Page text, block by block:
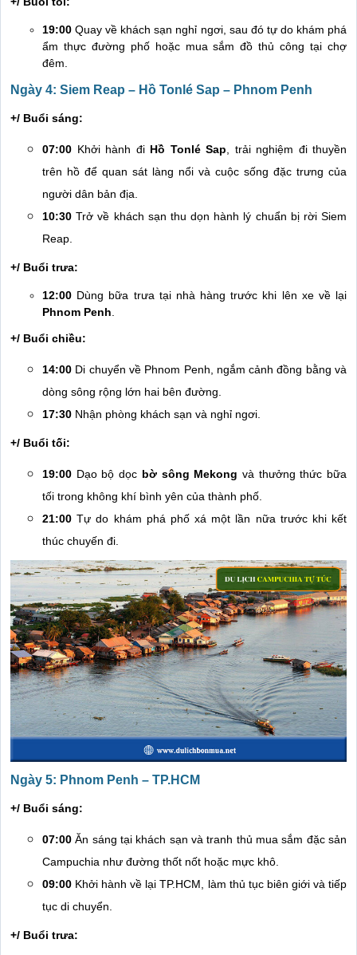
19:00 Quay về khách sạn nghỉ ngơi, sau đó tự do khám phá
ẩm thực đường phố hoặc mua sắm đồ thủ công tại chợ
đêm.
Ngày 4: Siem Reap – Hồ Tonlé Sap – Phnom Penh
+/ Buổi sáng:
07:00 Khởi hành đi Hồ Tonlé Sap , trải nghiệm đi thuyền
trên hồ để quan sát làng nổi và cuộc sống đặc trưng của
người dân bản địa.
10:30 Trở về khách sạn thu dọn hành lý chuẩn bị rời Siem
Reap.
+/ Buổi trưa:
12:00 Dùng bữa trưa tại nhà hàng trước khi lên xe về lại
Phnom Penh
+/ Buổi chiều:
14:00 Di chuyển về Phnom Penh, ngắm cảnh đồng bằng và
dòng sông rộng lớn hai bên đường.
17:30 Nhận phòng khách sạn và nghỉ ngơi.
+/ Buổi tối:
19:00 Dạo bộ dọc bờ sông Mekong và thưởng thức bữa
tối trong không khí bình yên của thành phố.
21:00 Tự do khám phá phố xá một lần nữa trước khi kết
thúc chuyến đi.
Ngày 5: Phnom Penh – TP.HCM
+/ Buổi sáng:
07:00 Ăn sáng tại khách sạn và tranh thủ mua sắm đặc sản
Campuchia như đường thốt nốt hoặc mực khô.
09:00 Khởi hành về lại TP.HCM, làm thủ tục biên giới và tiếp
tục di chuyển.
+/ Buổi trưa: